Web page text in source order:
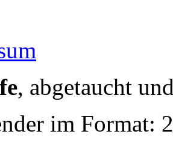
, abgetaucht
im Format: